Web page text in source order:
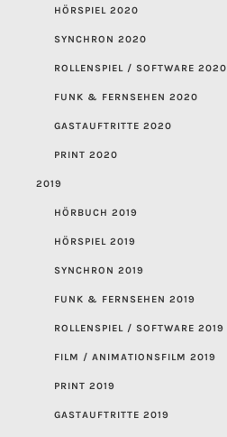
HÖRSPIEL 2020
SYNCHRON 2020
ROLLENSPIEL / SOFTWARE 2020
FUNK & FERNSEHEN 2020
GASTAUFTRITTE 2020
PRINT 2020
2019
HÖRBUCH 2019
HÖRSPIEL 2019
SYNCHRON 2019
FUNK & FERNSEHEN 2019
ROLLENSPIEL / SOFTWARE 2019
FILM / ANIMATIONSFILM 2019
PRINT 2019
GASTAUFTRITTE 2019